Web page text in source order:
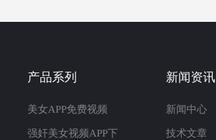
产品系列
美女APP免费视频
强奸美女视频APP下
新闻资讯
新闻中心
技术文章